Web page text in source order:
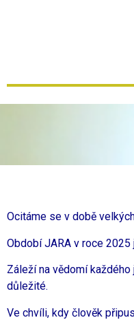
Ocitáme se v době
Období JARA v roce 2025
Záleží na vědomí
důležité.
Ve chvíli, kdy člověk